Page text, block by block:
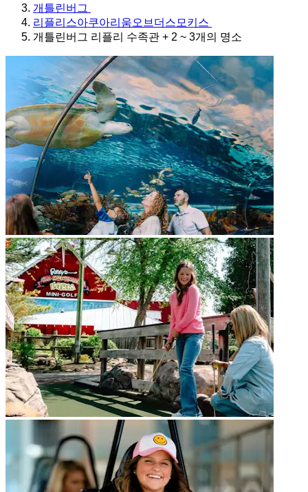
개틀린버그
리플리스아쿠아리움오브더스모키스
개틀린버그 리플리 수족관 + 2 ~ 3개의 명소